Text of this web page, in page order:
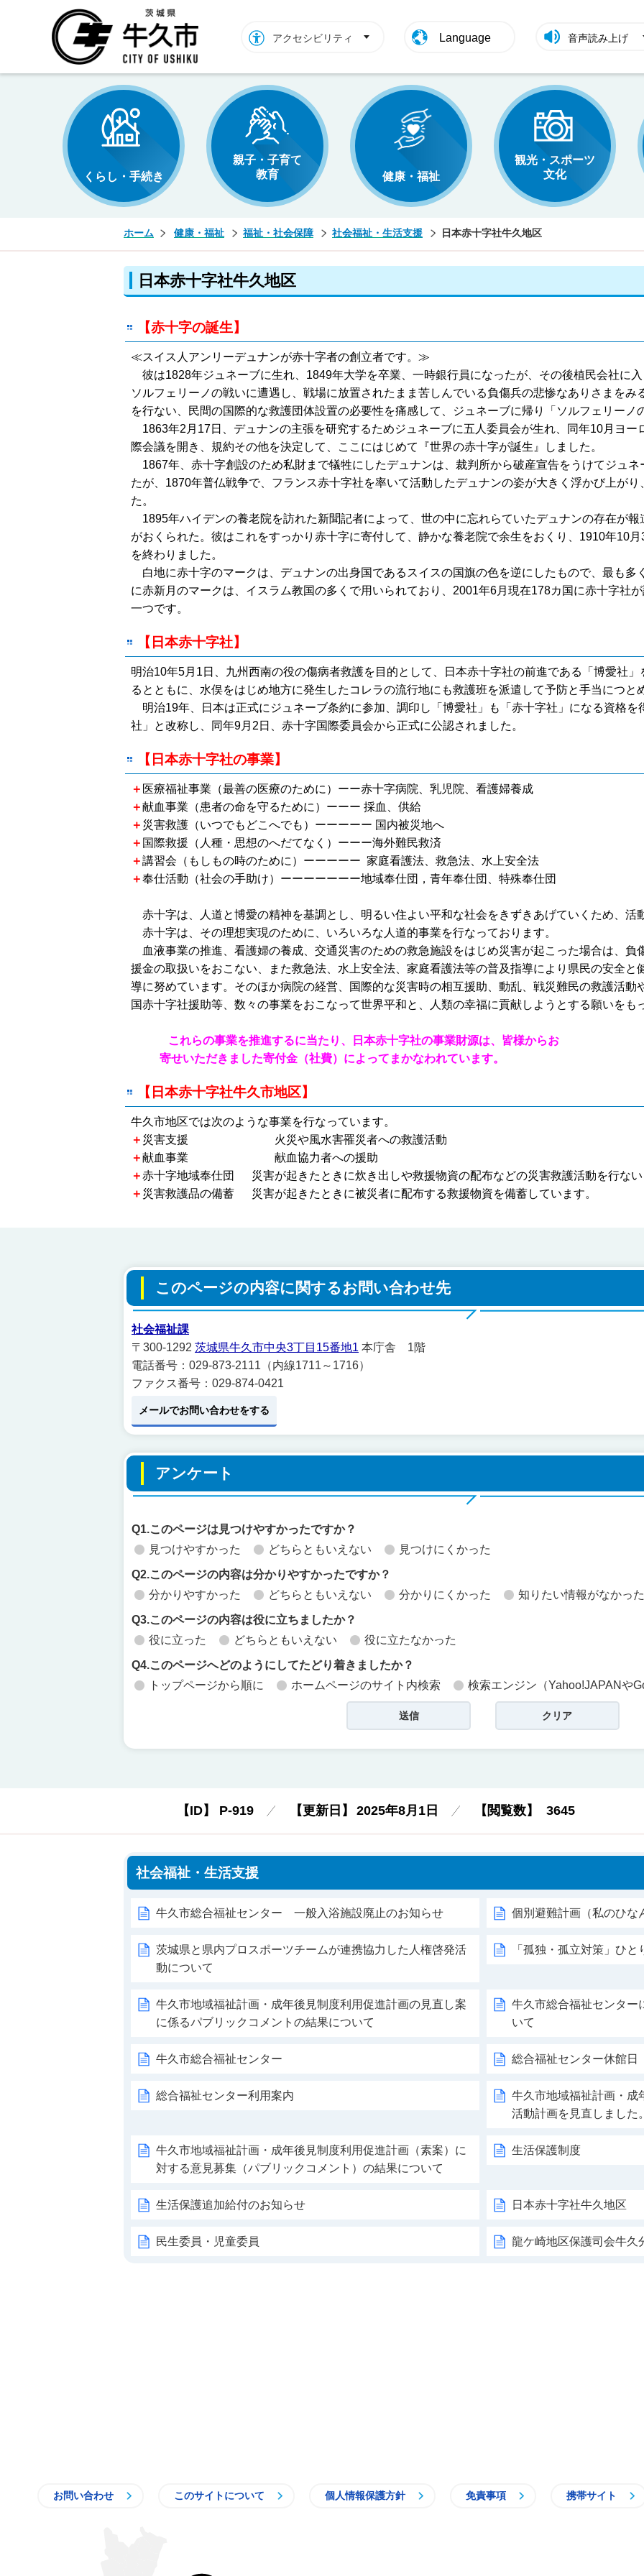
アクセシビリティ Language 音声読み上げ
くらし・手続き
親子・子育て
教育
健康・福祉
観光・スポーツ
文化
ホーム 健康・福祉 福祉・社会保障 社会福祉・生活支援 日本赤十字社牛久地区
日本赤十字社牛久地区
【赤十字の誕生】
≪スイス人アンリーデュナンが赤十字者の創立者です。≫
彼は1828年ジュネーブに生れ、1849年大学を卒業、一時銀行員になったが、その後植民会社に
ソルフェリーノの戦いに遭遇し、戦場に放置されたまま苦しんでいる負傷兵の悲惨なありさまをみ
を行ない、民間の国際的な救護団体設置の必要性を痛感して、ジュネーブに帰り「ソルフェリーノ
1863年2月17日、デュナンの主張を研究するためジュネーブに五人委員会が生れ、同年10月ヨー
際会議を開き、規約その他を決定して、ここにはじめて『世界の赤十字が誕生』しました。
1867年、赤十字創設のため私財まで犠牲にしたデュナンは、裁判所から破産宣告をうけてジュ
たが、1870年普仏戦争で、フランス赤十字社を率いて活動したデュナンの姿が大きく浮かび上が
た。
1895年ハイデンの養老院を訪れた新聞記者によって、世の中に忘れらていたデュナンの存在が
がおくられた。彼はこれをすっかり赤十字に寄付して、静かな養老院で余生をおくり、1910年10
を終わりました。
白地に赤十字のマークは、デュナンの出身国であるスイスの国旗の色を逆にしたもので、最も多
に赤新月のマークは、イスラム教国の多くで用いられており、2001年6月現在178カ国に赤十字社
一つです。
【 日本赤十字社】
明治10年5月1日、九州西南の役の傷病者救護を目的として、日本赤十字社の前進である「博愛社
るとともに、水俣をはじめ地方に発生したコレラの流行地にも救護班を派遣して予防と手当につと
明治19年、日本は正式にジュネーブ条約に参加、調印し「博愛社」も「赤十字社」になる資格を
社」と改称し、同年9月2日、赤十字国際委員会から正式に公認されました。
【 日本赤十字社の事業】
＋ 医療福祉事業（最善の医療のために）ーー赤十字病院、乳児院、看護婦養成
＋献血事業（患者の命を守るために）ーーー 採血、供給
＋ 災害救護（いつでもどこへでも）ーーーーー 国内被災地へ
＋ 国際救援（人種・思想のへだてなく）ーーー海外難民救済
＋講習会（もしもの時のために）ーーーーー 家庭看護法、救急法、水上安全法
＋奉仕活動（社会の手助け）ーーーーーーー地域奉仕団，青年奉仕団、特殊奉仕団
赤十字は、人道と博愛の精神を基調とし、明るい住よい平和な社会をきずきあげていくため、活
赤十字は、その理想実現のために、いろいろな人道的事業を行なっております。
血液事業の推進、看護婦の養成、交通災害のための救急施設をはじめ災害が起こった場合は、負
援金の取扱いをおこない、また救急法、水上安全法、家庭看護法等の普及指導により県民の安全と
導に努めています。そのほか病院の経営、国際的な災害時の相互援助、動乱、戦災難民の救護活動
国赤十字社援助等、数々の事業をおこなって世界平和と、人類の幸福に貢献しようとする願いをも
これらの事業を推進するに当たり、日本赤十字社の事業財源は、皆様からお
寄せいただきました寄付金（社費）によってまかなわれています。
【 日本赤十字社牛久市地区】
牛久市地区では次のような事業を行なっています。
＋ 災害支援 火災や風水害罹災者への救護活動
＋献血事業 献血協力者への援助
＋赤十字地域奉仕団 災害が起きたときに炊き出しや救援物資の配布などの災害救護活動を行な
＋ 災害救護品の備蓄 災害が起きたときに被災者に配布する救援物資を備蓄しています。
このページの内容に関するお問い合わせ先
社会福祉課
〒300-1292 茨城県牛久市中央3丁目15番地1 本庁舎 1階
電話番号：029-873-2111（内線1711～1716）
ファクス番号：029-874-0421
メールでお問い合わせをする
アンケート
Q1.このページは見つけやすかったですか？
見つけやすかった
どちらともいえない 見つけにくかった
Q2.このページの内容は分かりやすかったですか？
分かりやすかった
どちらともいえない 分かりにくかった 知りたい情報がなかった
Q3.このページの内容は役に立ちましたか？
役に立った
どちらともいえない 役に立たなかった
Q4.このページへどのようにしてたどり着きましたか？
トップページから順に
ホームページのサイト内検索 検索エンジン（Yahoo!JAPANや
【ID】 P-919 【更新日】 2025年8月1日 【閲覧数】 3645
社会福祉・生活支援
牛久市総合福祉センター 一般入浴施設廃止のお知らせ 個別避難計画（私のひな
茨城県と県内プロスポーツチームが連携協力した人権啓発活
動について
「孤独・孤立対策」ひ
牛久市地域福祉計画・成年後見制度利用促進計画の見直し案
に係るパブリックコメントの結果について
牛久市総合福祉センター
いて
牛久市総合福祉センター 総合福祉センター休館日
総合福祉センター利用案内
牛久市地域福祉計画・成
活動計画を見直しました
牛久市地域福祉計画・成年後見制度利用促進計画（素案）に
対する意見募集（パブリックコメント）の結果について
生活保護制度
生活保護追加給付のお知らせ 日本赤十字社牛久地区
民生委員・児童委員 龍ケ崎地区保護司会牛久
お問い合わせ このサイトについて 個人情報保護方針 免責事項 携帯サイト